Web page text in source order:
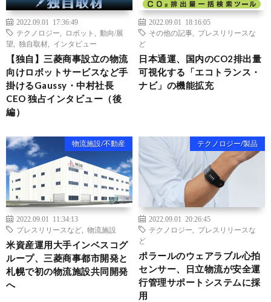
2022.09.01 17:36:49
テクノロジー
ロボット
動向/展
望
独自取材 インタビュー
【独自】三菱商事設立の物流
向けロボットサービスなど手
掛けるGaussy・中村社長
CEO 独占インタビュー（後
編）
2022.09.01 18:16:05
その他の記事
プレスリリースな
ど
日本通運、国内のCO2排出量
可視化する「エコトランス・
ナビ」の機能拡充
物流施設/不動産
2022.09.01 11:34:13
プレスリリースなど
物流施設
米資産運用大手インベスコグ
ループ、三菱商事都市開発と
札幌で初の物流施設共同開発
へ
テクノロジー/製品
2022.09.01 20:26:45
テクノロジー
プレスリリースな
ど
ポラールのウェアラブル心拍
センサー、日立物流が安全運
行管理サポートシステムに採
用